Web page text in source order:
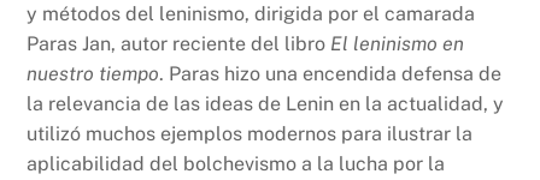
y métodos del leninismo, dirigida por el camarada
Paras Jan, autor reciente del libro El leninismo en
nuestro tiempo. Paras hizo una encendida defensa de
la relevancia de las ideas de Lenin en la actualidad, y
utilizó muchos ejemplos modernos para ilustrar la
aplicabilidad del bolchevismo a la lucha por la